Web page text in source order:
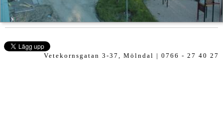
Vetekornsgatan 3-37, Mölndal | 0766 - 27 40 27